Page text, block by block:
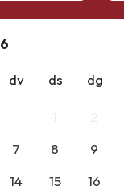
dv ds dg
7 8
9
14 15
16